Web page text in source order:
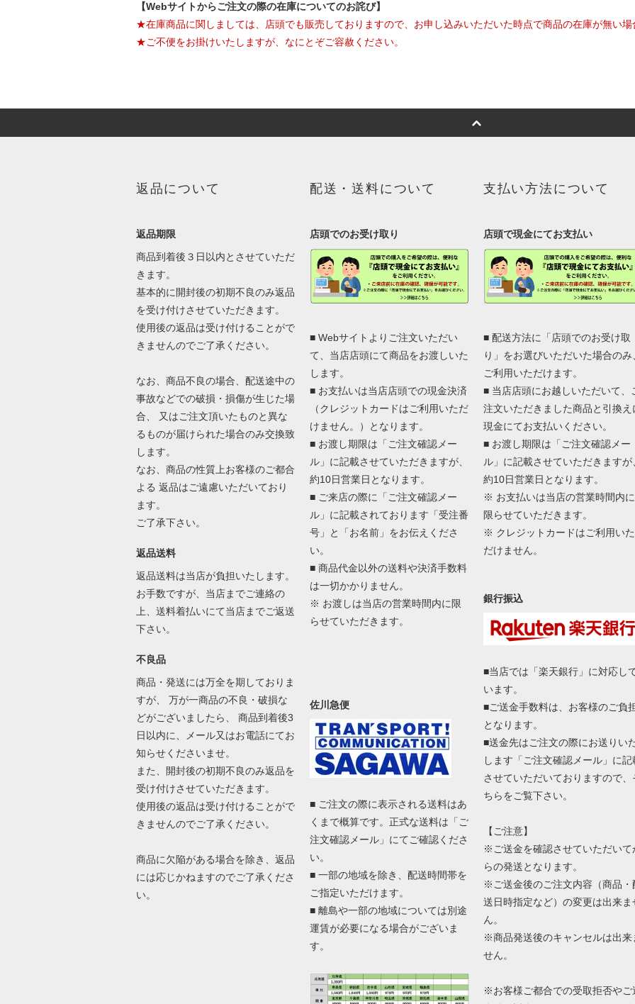
【Webサイトからご注文の際の在庫についてのお詫び】
★在庫商品に関しましては、店頭でも販売しておりますので、お申し込みいただいた時点で商品の在庫が無い場
★ご不便をお掛けいたしますが、なにとぞご容赦ください。
返品について
返品期限
商品到着後３日以内とさせていただ
きます。
基本的に開封後の初期不良のみ返品
を受け付けさせていただきます。
使用後の返品は受け付けることがで
きませんのでご了承ください。
なお、商品不良の場合、配送途中の
事故などでの破損・損傷が生じた場
合、 又はご注文頂いたものと異な
るものが届けられた場合のみ交換致
します。
なお、商品の性質上お客様のご都合
よる 返品はご遠慮いただいており
ます。
ご了承下さい。
返品送料
返品送料は当店が負担いたします。
お手数ですが、当店までご連絡の
上、送料着払いにて当店までご返送
下さい。
不良品
商品・発送には万全を期しておりま
すが、 万が一商品の不良・破損な
どがございましたら、 商品到着後3
日以内に、メール又はお電話にてお
知らせくださいませ。
また、開封後の初期不良のみ返品を
受け付けさせていただきます。
使用後の返品は受け付けることがで
きませんのでご了承ください。
商品に欠陥がある場合を除き、返品
には応じかねますのでご了承くださ
い。
配送・送料について
店頭でのお受け取り
■ Webサイトよりご注文いただい
て、当店店頭にて商品をお渡しいた
します。
■ お支払いは当店店頭での現金決済
（クレジットカードはご利用いただ
けません。）となります。
■ お渡し期限は「ご注文確認メー
ル」に記載させていただきますが、
約10日営業日となります。
■ ご来店の際に「ご注文確認メー
ル」に記載されております「受注番
号」と「お名前」をお伝えくださ
い。
■ 商品代金以外の送料や決済手数料
は一切かかりません。
※ お渡しは当店の営業時間内に限
らせていただきます。
佐川急便
■ ご注文の際に表示される送料はあ
くまで概算です。正式な送料は「ご
注文確認メール」にてご確認くださ
い。
■ 一部の地域を除き、配送時間帯を
ご指定いただけます。
■ 離島や一部の地域については別途
運賃が必要になる場合がございま
す。
支払い方法について
店頭で現金にてお支払い
■ 配送方法に「店頭でのお受け取
り」をお選びいただいた場合のみ
ご利用いただけます。
■ 当店店頭にお越しいただいて、
注文いただきました商品と引換え
現金にてお支払いください。
■ お渡し期限は「ご注文確認メー
ル」に記載させていただきますが
約10日営業日となります。
※ お支払いは当店の営業時間内に
限らせていただきます。
※ クレジットカードはご利用いた
だけません。
銀行振込
■当店では「楽天銀行」に対応し
います。
■ご送金手数料は、お客様のご負
となります。
■送金先はご注文の際にお送りい
します「ご注文確認メール」に記
させていただいておりますので、
ちらをご覧下さい。
【ご注意】
※ご送金を確認させていただいて
らの発送となります。
※ご送金後のご注文内容（商品・
送日時指定など）の変更は出来ま
ん。
※商品発送後のキャンセルは出来
せん。
※お客様ご都合での受取拒否やご